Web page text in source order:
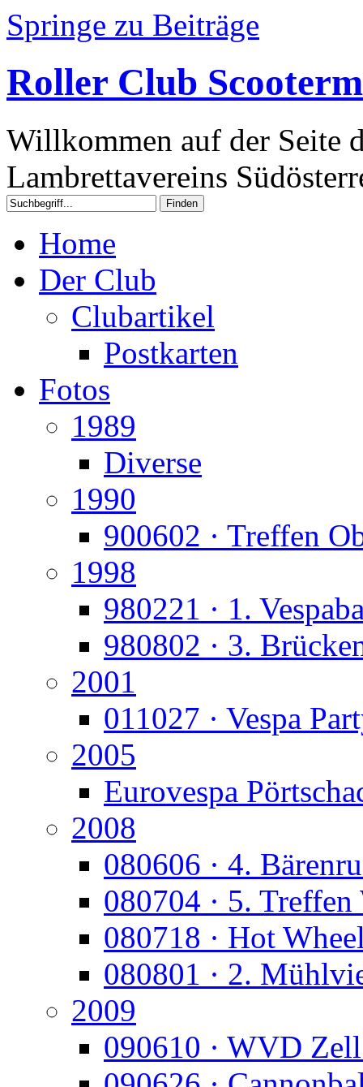
Springe zu Beiträge
Roller Club
Willkommen auf der Seite
Lambrettavereins
Home
Der Club
Clubartikel
Postkarten
Fotos
1989
Diverse
1990
900602 · Treffen
1998
980221 · 1.
980802 · 3.
2001
011027 · Vespa
2005
Eurovespa
2008
080606 · 4.
080704 · 5.
080718 · Hot
080801 · 2.
2009
090610 · WVD Zell